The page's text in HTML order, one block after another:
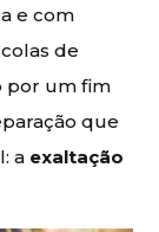
e com
de
por um fim
que
a exaltação